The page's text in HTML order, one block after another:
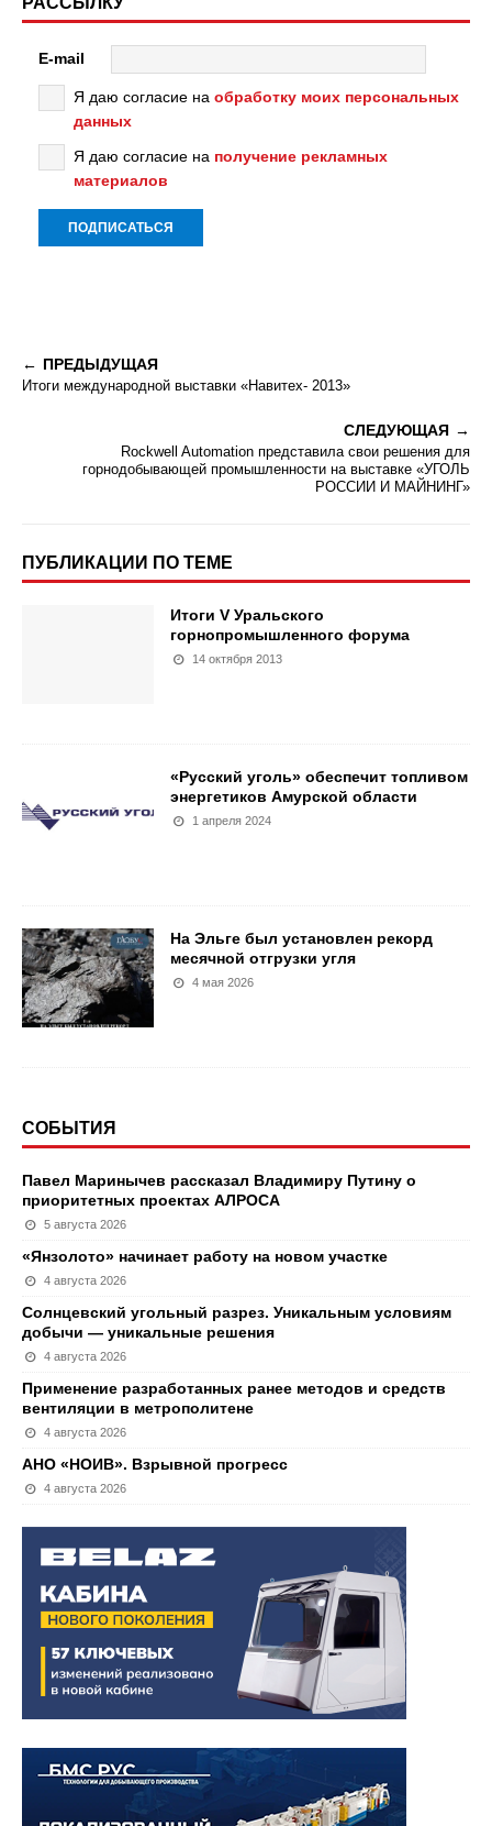
E-mail
Я даю согласие на обработку моих персональных
данных
Я даю согласие на получение рекламных
материалов
ПРЕДЫДУЩАЯ
Итоги международной выставки «Навитех- 2013»
СЛЕДУЮЩАЯ
Rockwell Automation представила свои решения для
горнодобывающей промышленности на выставке «УГОЛЬ
РОССИИ И МАЙНИНГ»
ПУБЛИКАЦИИ ПО ТЕМЕ
Итоги V Уральского
горнопромышленного форума
14 октября 2013
«Русский уголь» обеспечит топливом
энергетиков Амурской области
1 апреля 2024
На Эльге был установлен рекорд
месячной отгрузки угля
4 мая 2026
СОБЫТИЯ
Павел Маринычев рассказал Владимиру Путину о
приоритетных проектах АЛРОСА
5 августа 2026
«Янзолото» начинает работу на новом участке
4 августа 2026
Солнцевский угольный разрез. Уникальным условиям
добычи — уникальные решения
4 августа 2026
Применение разработанных ранее методов и средств
вентиляции в метрополитене
4 августа 2026
АНО «НОИВ». Взрывной прогресс
4 августа 2026